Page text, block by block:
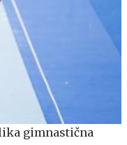
gimnastična